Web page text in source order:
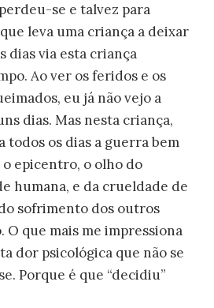
se e talvez para
leva uma criança a deixar
dias via esta criança
Ao ver os feridos e os
eu já não vejo a
dias. Mas nesta criança,
todos os dias a guerra bem
epicentro, o olho do
humana, e da crueldade de
sofrimento dos outros
O que mais me impressiona
dor psicológica que não se
Porque é que “decidiu”